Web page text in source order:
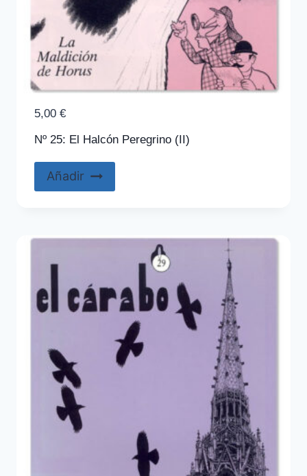
Nº 25: El Halcón Peregrino (II)
5,00 €
Añadir